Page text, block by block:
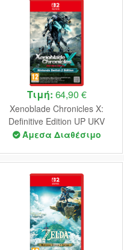
Τιμή: 64,90 €
Xenoblade Chronicles X:
Definitive Edition UP UKV
Nintendo Switch 2 NEW
Άμεσα Διαθέσιμο